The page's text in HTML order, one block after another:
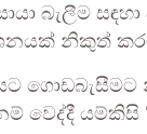
බැලීම
නිකුත්
ගොඩබැසීමට
වෙද්දී